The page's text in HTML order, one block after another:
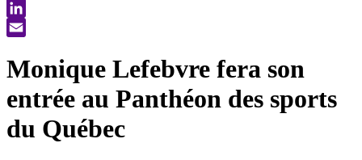
X
LinkedIn
Monique Lefebvre fera son
entrée au Panthéon des sports
du Québec